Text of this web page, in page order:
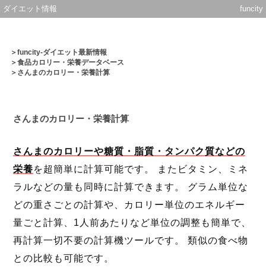
ダイエット情報 funcity
＞funcity-ダイエット最新情報
＞食品カロリー・栄養データベース
＞さんまのカロリー・栄養計算
さんまのカロリー・栄養計算
さんまのカロリーや糖質・脂質・タンパク質などの
栄養を超簡単に計算可能です。 またビタミン、ミネ
ラルなどの量も同時に計算できます。 グラム単位な
どの重さごとの計算や、カロリー単位のエネルギー
量ごと計算、1人前あたりなど単位の調整も簡単で、
再計算一切不要の計算機ツールです。 類似の食べ物
との比較も可能です。